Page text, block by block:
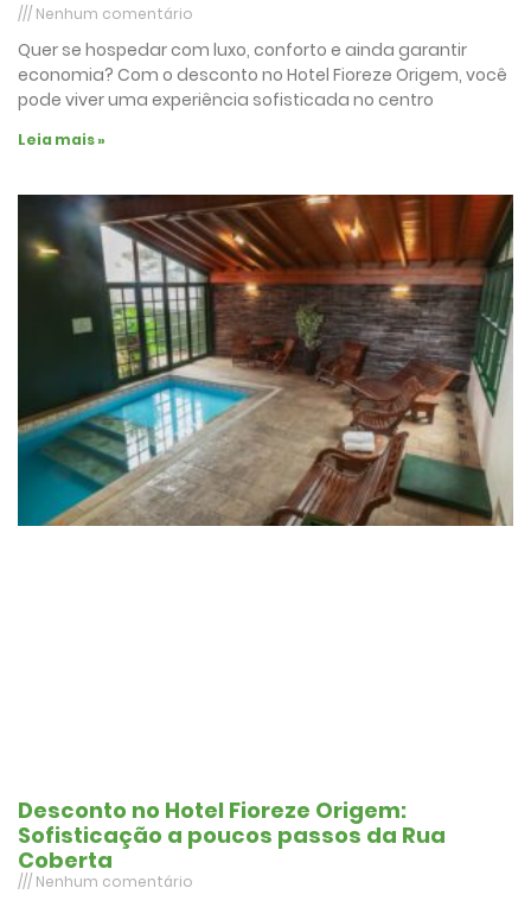
Nenhum comentário
Quer se hospedar com luxo, conforto e ainda garantir
economia? Com o desconto no Hotel Fioreze Origem, você
pode viver uma experiência sofisticada no centro
Leia mais »
Desconto no Hotel Fioreze Origem:
Sofisticação a poucos passos da Rua
Coberta
Nenhum comentário